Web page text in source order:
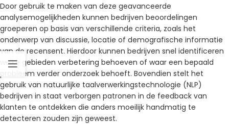
Door gebruik te maken van deze geavanceerde
analysemogelijkheden kunnen bedrijven beoordelingen
groeperen op basis van verschillende criteria, zoals het
onderwerp van discussie, locatie of demografische informatie
van de recensent. Hierdoor kunnen bedrijven snel identificeren
welke gebieden verbetering behoeven of waar een bepaald
probleem verder onderzoek behoeft. Bovendien stelt het
gebruik van natuurlijke taalverwerkingstechnologie (NLP)
bedrijven in staat verborgen patronen in de feedback van
klanten te ontdekken die anders moeilijk handmatig te
detecteren zouden zijn geweest.